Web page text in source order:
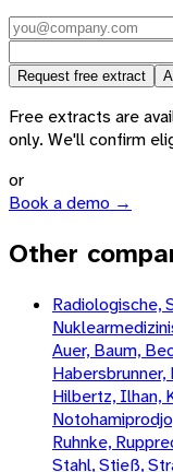
Request free extract
Free extracts are
only. We'll confirm
or
Book a demo →
Other
Radiologische,
Auer, Baum,
Habersbrunner,
Hilbertz, Ilhan,
Ruhnke,
Stahl, Stieß,